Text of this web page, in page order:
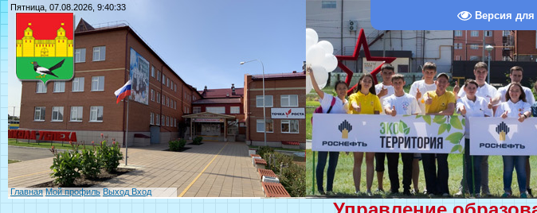
Версия
Пятница, 07.08.2026, 9:40:33
Главная Мой профиль Выход Вход